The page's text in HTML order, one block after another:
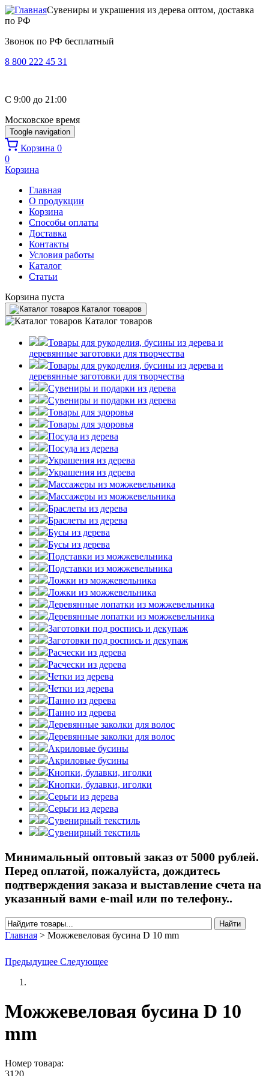
Перейти к основному содержанию
Сувениры и украшения из дерева оптом, доставка
по РФ
Звонок по РФ бесплатный
8 800 222 45 31
C 9:00 до 21:00
Московское время
Toogle navigation
Корзина 0
0
Корзина
Главная
О продукции
Корзина
Способы оплаты
Доставка
Контакты
Условия работы
Каталог
Статьи
Корзина пуста
Каталог товаров
Каталог товаров
Товары для рукоделия, бусины из дерева и
деревянные заготовки для творчества
Товары для рукоделия, бусины из дерева и
деревянные заготовки для творчества
Сувениры и подарки из дерева
Сувениры и подарки из дерева
Товары для здоровья
Товары для здоровья
Посуда из дерева
Посуда из дерева
Украшения из дерева
Украшения из дерева
Массажеры из можжевельника
Массажеры из можжевельника
Браслеты из дерева
Браслеты из дерева
Бусы из дерева
Бусы из дерева
Подставки из можжевельника
Подставки из можжевельника
Ложки из можжевельника
Ложки из можжевельника
Деревянные лопатки из можжевельника
Деревянные лопатки из можжевельника
Заготовки под роспись и декупаж
Заготовки под роспись и декупаж
Расчески из дерева
Расчески из дерева
Четки из дерева
Четки из дерева
Панно из дерева
Панно из дерева
Деревянные заколки для волос
Деревянные заколки для волос
Акриловые бусины
Акриловые бусины
Кнопки, булавки, иголки
Кнопки, булавки, иголки
Серьги из дерева
Серьги из дерева
Сувенирный текстиль
Сувенирный текстиль
Минимальный оптовый заказ от 5000 рублей.
Перед оплатой, пожалуйста, дождитесь
подтверждения заказа и выставление счета на
указанный вами e-mail или по телефону..
Форма поиска
Найти
Главная > Можжевеловая бусина D 10 mm
Предыдущее Следующее
Можжевеловая бусина D 10
mm
Номер товара:
3120